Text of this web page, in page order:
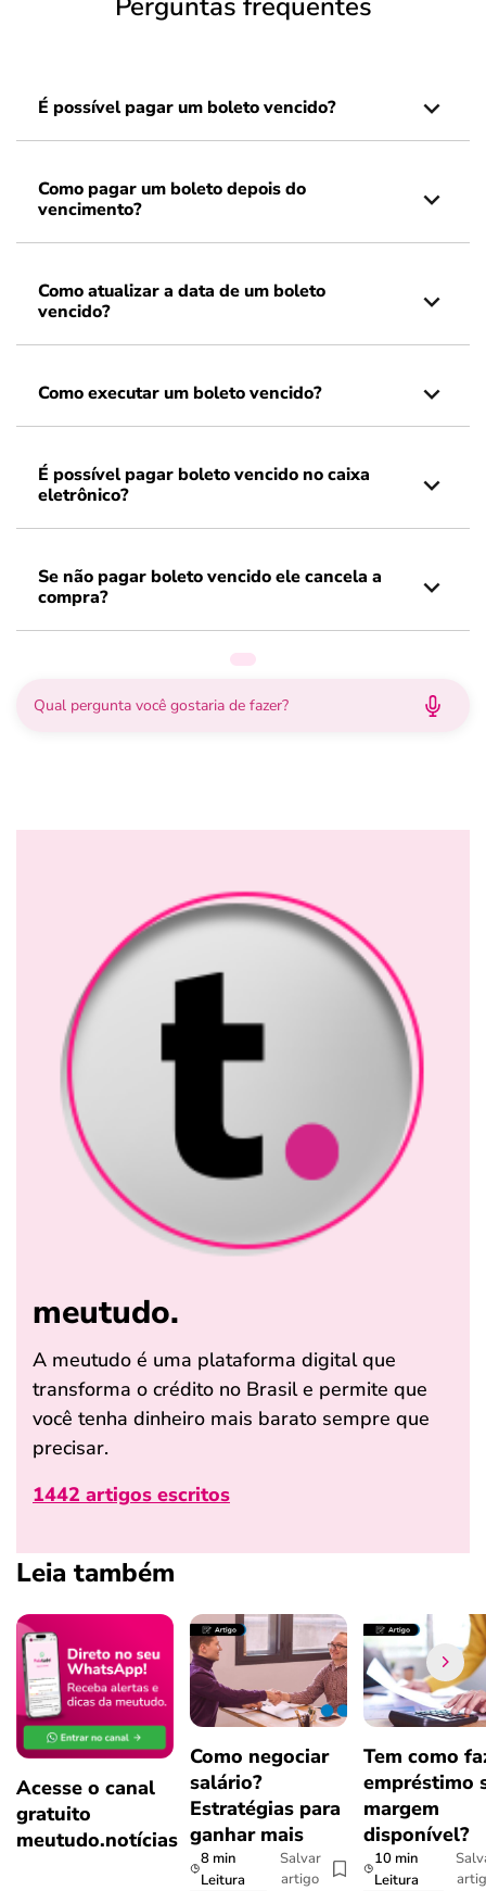
É possível pagar um boleto vencido?
Como pagar um boleto depois do
vencimento?
Como atualizar a data de um boleto
vencido?
Como executar um boleto vencido?
É possível pagar boleto vencido no caixa
eletrônico?
Se não pagar boleto vencido ele cancela a
compra?
meutudo.
A meutudo é uma plataforma digital que
transforma o crédito no Brasil e permite que
você tenha dinheiro mais barato sempre que
precisar.
1442 artigos escritos
Leia também
Acesse o canal
gratuito
meutudo.notícias
Como negociar
salário?
Estratégias para
ganhar mais
8 min
Leitura
Salvar
artigo
Tem como
empréstimo
margem
disponível?
10 min
Leitura